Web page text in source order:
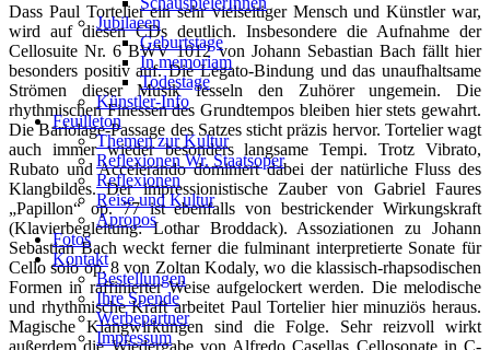
Jubilaeen
Geburtstage
In memoriam
Todestage
Künstler-Info
Feuilleton
Themen zur Kultur
Reflexionen Wr. Staatsoper
Reflexionen
Reise und Kultur
Apropos
Fotos
Kontakt
Bestellungen
Ihre Spende
Werbepartner
Impressum
Dass Paul Tortelier ein sehr vielseitiger Mensch und Künstler war,
wird auf diesen CDs deutlich. Insbesondere die Aufnahme der
Cellosuite Nr. 6 BWV 1012 von Johann Sebastian Bach fällt hier
besonders positiv auf. Die Legato-Bindung und das unaufhaltsame
Strömen dieser Musik fesseln den Zuhörer ungemein. Die
rhythmischen Finessen des Grundtempos bleiben hier stets gewahrt.
Die Bariolage-Passage des Satzes sticht präzis hervor. Tortelier wagt
auch immer wieder besonders langsame Tempi. Trotz Vibrato,
Rubato und Accelerando dominiert dabei der natürliche Fluss des
Klangbildes. Der impressionistische Zauber von Gabriel Faures
„Papillon“ op. 77 ist ebenfalls von bestrickender Wirkungskraft
(Klavierbegleitung: Lothar Broddack). Assoziationen zu Johann
Sebastian Bach weckt ferner die fulminant interpretierte Sonate für
Cello solo op. 8 von Zoltan Kodaly, wo die klassisch-rhapsodischen
Formen in raffinierter Weise aufgelockert werden. Die melodische
und rhythmische Kraft arbeitet Paul Tortelier hier minuziös heraus.
Magische Klangwirkungen sind die Folge. Sehr reizvoll wirkt
außerdem die Wiedergabe von Alfredo Casellas Cellosonate in C-